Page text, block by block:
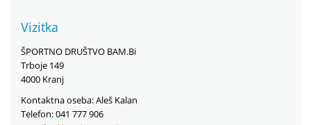
Vizitka
ŠPORTNO DRUŠTVO BAM.Bi
Trboje 149
4000 Kranj
Kontaktna oseba: Aleš Kalan
Telefon: 041 777 906